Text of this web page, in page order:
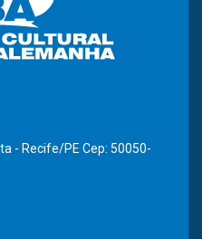
- Recife/PE Cep: 50050-